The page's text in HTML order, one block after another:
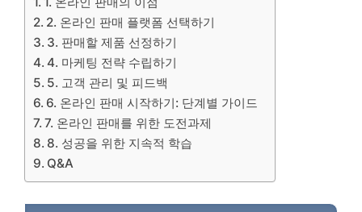
2. 온라인 판매 플랫폼 선택하기
3. 판매할 제품 선정하기
4. 마케팅 전략 수립하기
5. 고객 관리 및 피드백
6. 온라인 판매 시작하기: 단계별 가이드
7. 온라인 판매를 위한 도전과제
8. 성공을 위한 지속적 학습
Q&A